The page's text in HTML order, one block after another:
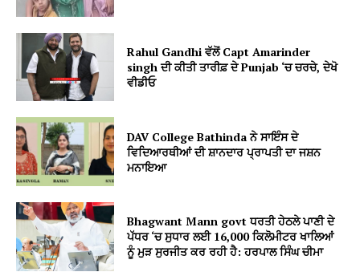
Rahul Gandhi ਵੱਲੋਂ Capt Amarinder
singh ਦੀ ਕੀਤੀ ਤਾਰੀਫ਼ ਦੇ Punjab ‘ਚ ਚਰਚੇ, ਦੇਖੋ
ਵੀਡੀਓ
DAV College Bathinda ਨੇ ਸਾਇੰਸ ਦੇ
ਵਿਦਿਆਰਥੀਆਂ ਦੀ ਸ਼ਾਨਦਾਰ ਪ੍ਰਾਪਤੀ ਦਾ ਜਸ਼ਨ
ਮਨਾਇਆ
Bhagwant Mann govt ਧਰਤੀ ਹੇਠਲੇ ਪਾਣੀ ਦੇ
ਪੱਧਰ ‘ਚ ਸੁਧਾਰ ਲਈ 16,000 ਕਿਲੋਮੀਟਰ ਖਾਲਿਆਂ
ਨੂੰ ਮੁੜ ਸੁਰਜੀਤ ਕਰ ਰਹੀ ਹੈ: ਹਰਪਾਲ ਸਿੰਘ ਚੀਮਾ